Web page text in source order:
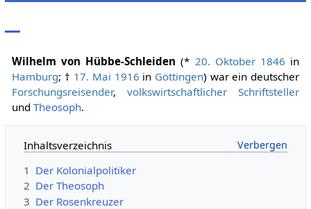
Wilhelm von Hübbe-Schleiden (* 20. Oktober 1846 in
Hamburg; † 17. Mai 1916 in Göttingen) war ein deutscher
Forschungsreisender, volkswirtschaftlicher
Schriftsteller
und Theosoph.
Inhaltsverzeichnis
1 Der Kolonialpolitiker
2 Der Theosoph
3 Der Rosenkreuzer